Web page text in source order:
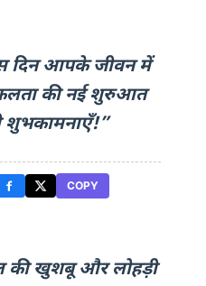
दिन आपके जीवन में
की नई शुरुआत
शुभकामनाएँ!”
COPY
की खुशबू और लोहड़ी